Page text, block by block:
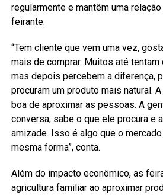
regularmente e mantêm uma
feirante.
“Tem cliente que vem uma vez,
mais de comprar. Muitos até tentam
mas depois percebem a diferença,
procuram um produto mais natural.
boa de aproximar as pessoas. A
conversa, sabe o que ele procura e
amizade. Isso é algo que o
mesma forma”, conta.
Além do impacto econômico, as
agricultura familiar ao aproximar